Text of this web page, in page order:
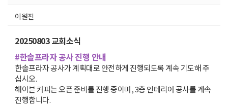
이원진
20250803 교회소식
#한솔프라자 공사 진행 안내
한솔프라자 공사가 계획대로 안전하게 진행되도록 계속 기도해 주
십시오.
해이븐 커피는 오픈 준비를 진행 중이며, 3층 인테리어 공사를 계속
진행합니다.